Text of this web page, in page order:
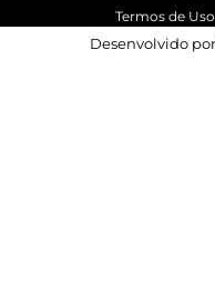
Termos de
Desenvolvido por